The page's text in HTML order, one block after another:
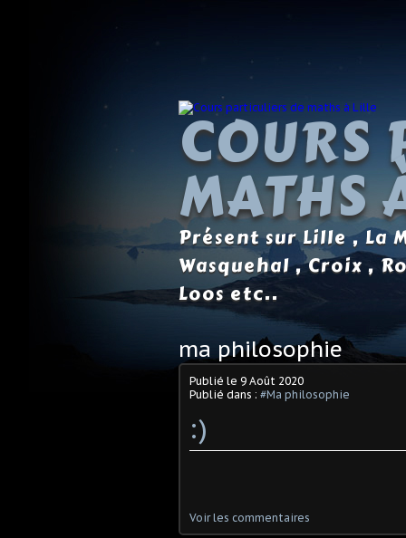
COURS
MATHS
Présent sur Lille , La
Wasquehal , Croix ,
Loos etc..
ma philosophie
Publié le 9 Août 2020
Publié dans : #Ma philosophie
:)
Voir les commentaires